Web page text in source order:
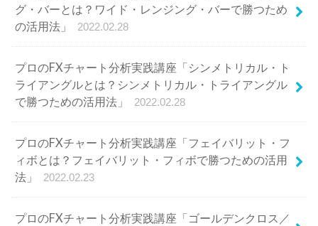
グ・バーとは？ワイド・レンジング・バーで勝つため
の活用法」
2022.02.28
プロのFXチャート分析実践講座「シンメトリカル・ト
ライアングルとは？シンメトリカル・トライアングル
で勝つための活用法」
2022.02.28
プロのFXチャート分析実践講座「フェイバリット・フ
ィボとは？フェイバリット・フィボで勝つための活用
法」
2022.02.23
プロのFXチャート分析実践講座「ゴールデンクロス／